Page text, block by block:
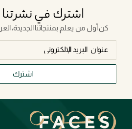
اشترك في نشرتنا
كن أول من يعلم بمنتجاتنا الجديدة،
اشترك